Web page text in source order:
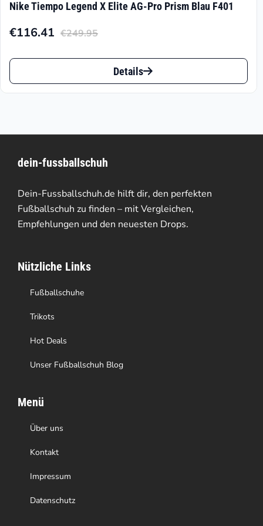
Nike Tiempo Legend X Elite AG-Pro Prism Blau F401
€249.95
Ursprünglicher
Preis
€249.95
€116.41
Aktueller
Preis
€116.41.
Dieses
Produkt
auf.
Die
Optionen
können
der
Produktseite
gewählt
werden
Details
dein-fussballschuh
Dein-Fussballschuh.de hilft dir, den perfekten
Fußballschuh zu finden – mit Vergleichen,
Empfehlungen und den neuesten Drops.
Nützliche Links
Fußballschuhe
Trikots
Hot Deals
Unser Fußballschuh Blog
Menü
Über uns
Kontakt
Impressum
Datenschutz